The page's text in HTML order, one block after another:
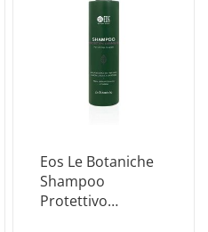
Eos Le Botaniche
Shampoo
Protettivo